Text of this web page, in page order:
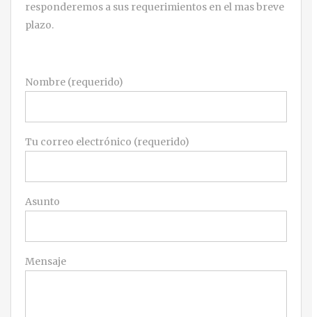
responderemos a sus requerimientos en el mas breve
plazo.
Nombre (requerido)
Tu correo electrónico (requerido)
Asunto
Mensaje